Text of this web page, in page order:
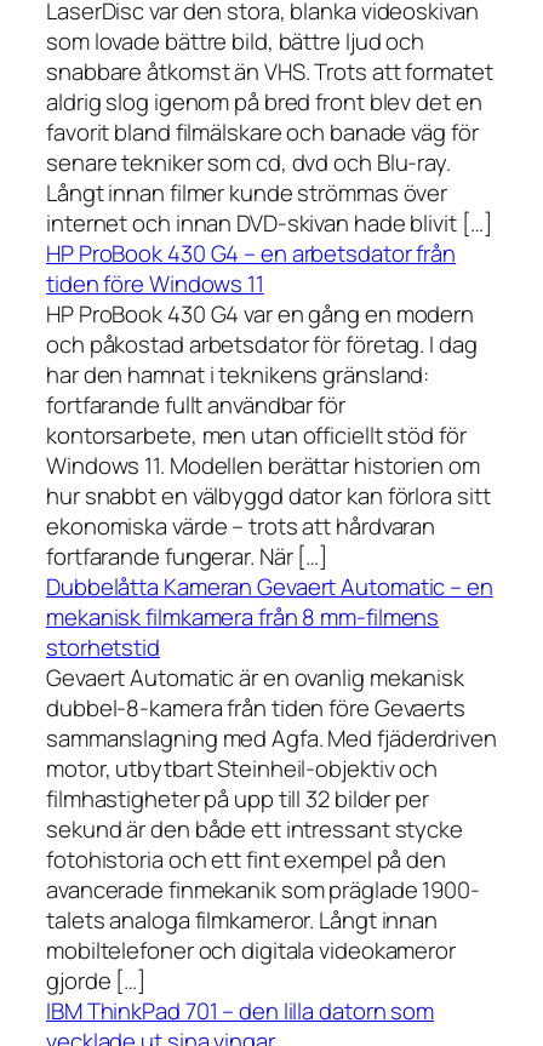
LaserDisc var den stora, blanka videoskivan
som lovade bättre bild, bättre ljud och
snabbare åtkomst än VHS. Trots att formatet
aldrig slog igenom på bred front blev det en
favorit bland filmälskare och banade väg för
senare tekniker som cd, dvd och Blu-ray.
Långt innan filmer kunde strömmas över
internet och innan DVD-skivan hade blivit […]
HP ProBook 430 G4 – en arbetsdator från
tiden före Windows 11
HP ProBook 430 G4 var en gång en modern
och påkostad arbetsdator för företag. I dag
har den hamnat i teknikens gränsland:
fortfarande fullt användbar för
kontorsarbete, men utan officiellt stöd för
Windows 11. Modellen berättar historien om
hur snabbt en välbyggd dator kan förlora sitt
ekonomiska värde – trots att hårdvaran
fortfarande fungerar. När […]
Dubbelåtta Kameran Gevaert Automatic – en
mekanisk filmkamera från 8 mm-filmens
storhetstid
Gevaert Automatic är en ovanlig mekanisk
dubbel-8-kamera från tiden före Gevaerts
sammanslagning med Agfa. Med fjäderdriven
motor, utbytbart Steinheil-objektiv och
filmhastigheter på upp till 32 bilder per
sekund är den både ett intressant stycke
fotohistoria och ett fint exempel på den
avancerade finmekanik som präglade 1900-
talets analoga filmkameror. Långt innan
mobiltelefoner och digitala videokameror
gjorde […]
IBM ThinkPad 701 – den lilla datorn som